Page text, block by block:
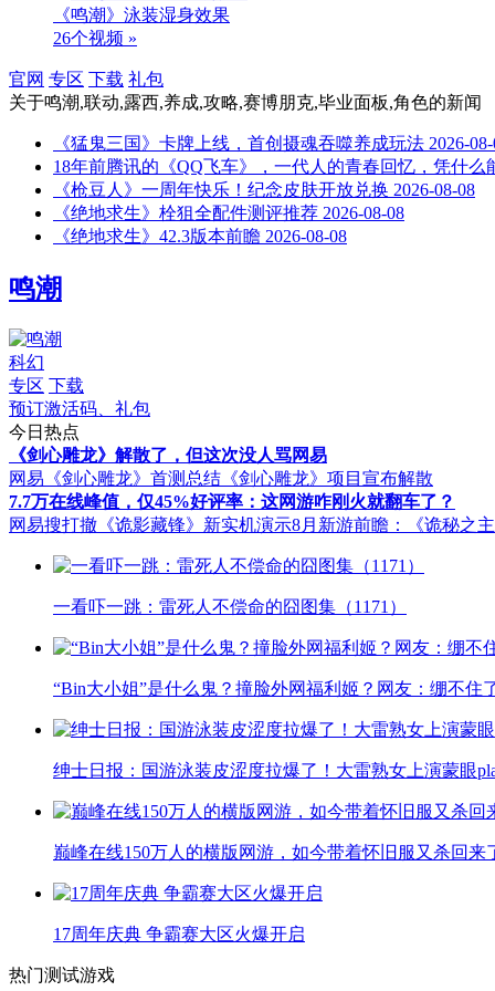
《鸣潮》泳装湿身效果
26个视频 »
官网 专区 下载 礼包
关于鸣潮,联动,露西,养成,攻略,赛博朋克,毕业面板,角色的新闻
《猛鬼三国》卡牌上线，首创摄魂吞噬养成玩法 2026-
18年前腾讯的《QQ飞车》，一代人的青春回忆，凭什么
《枪豆人》一周年快乐！纪念皮肤开放兑换 2026-08-08
《绝地求生》栓狙全配件测评推荐 2026-08-08
《绝地求生》42.3版本前瞻 2026-08-08
鸣潮
科幻
专区 下载
预订激活码、礼包
今日热点
《剑心雕龙》解散了，但这次没人骂网易
网易《剑心雕龙》首测总结 《剑心雕龙》项目宣布解散
7.7万在线峰值，仅45%好评率：这网游咋刚火就翻车了？
网易搜打撤《诡影藏锋》新实机演示8月新游前瞻：《诡秘之
一看吓一跳：雷死人不偿命的囧图集（1171）
“Bin大小姐”是什么鬼？撞脸外网福利姬？网友：绷不住
绅士日报：国游泳装皮涩度拉爆了！大雷熟女上演蒙眼
巅峰在线150万人的横版网游，如今带着怀旧服又杀回来
17周年庆典 争霸赛大区火爆开启
热门测试游戏